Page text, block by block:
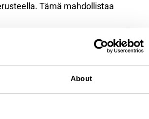
About
Tämä mahdollistaa
tehtaissa?
hiukkastyyppien ja
ja aggressiivisten aineiden
erityispiirteisiin.